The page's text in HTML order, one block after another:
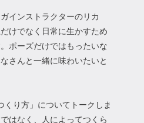
インストラクターのリカ
けでなく日常に生かすため
ポーズだけではもったいな
さんと一緒に味わいたいと
くり方」についてトークしま
はなく、人によってつくら